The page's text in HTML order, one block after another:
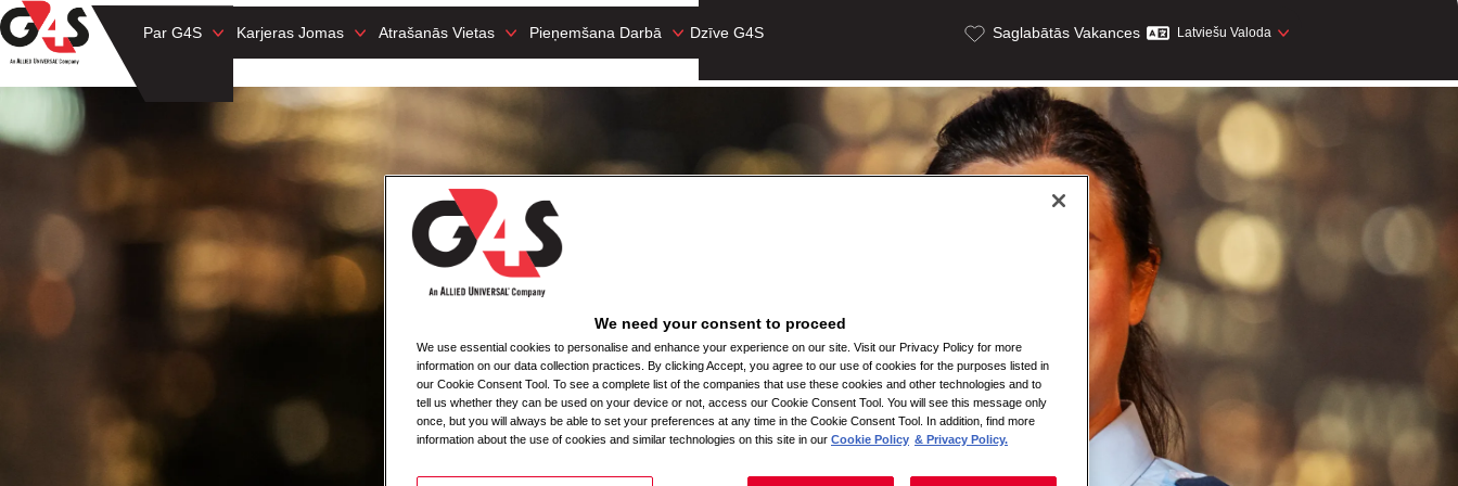
Par G4S Karjeras Jomas Atrašanās Vietas Pieņemšana Darbā Dzīve G4S Saglabātās Vakances Latviešu Valoda
We need your consent to proceed
We use essential cookies to personalise and enhance your experience on our site. Visit our Privacy Policy for more
information on our data collection practices. By clicking Accept, you agree to our use of cookies for the purposes listed in
our Cookie Consent Tool. To see a complete list of the companies that use these cookies and other technologies and to
tell us whether they can be used on your device or not, access our Cookie Consent Tool. You will see this message only
once, but you will always be able to set your preferences at any time in the Cookie Consent Tool. In addition, find more
information about the use of cookies and similar technologies on this site in our Cookie Policy & Privacy Policy.